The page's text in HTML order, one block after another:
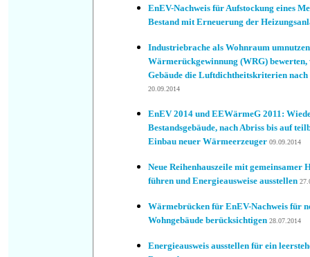
EnEV-Nachweis für Aufstockung eines
Bestand mit Erneuerung der
Industriebrache als Wohnraum
Wärmerückgewinnung (WRG)
Gebäude die Luftdichtheitskriterien
20.09.2014
EnEV 2014 und EEWärmeG 2011:
Bestandsgebäude, nach Abriss bis auf
Einbau neuer Wärmeerzeuger 09.09.2014
Neue Reihenhauszeile mit gemeinsamer
führen und Energieausweise ausstellen
Wärmebrücken für EnEV-Nachweis für
Wohngebäude berücksichtigen 28 .07.2014
Energieausweis ausstellen für ein